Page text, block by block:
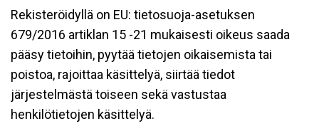
Rekisteröidyllä on EU: tietosuoja-asetuksen
679/2016 artiklan 15 -21 mukaisesti oikeus saada
pääsy tietoihin, pyytää tietojen oikaisemista tai
poistoa, rajoittaa käsittelyä, siirtää tiedot
järjestelmästä toiseen sekä vastustaa
henkilötietojen käsittelyä.